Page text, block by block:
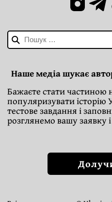
Пошук:
Наше медіа шукає
Бажаєте стати частиною
популяризувати історію
тестове завдання і
розглянемо вашу заявку